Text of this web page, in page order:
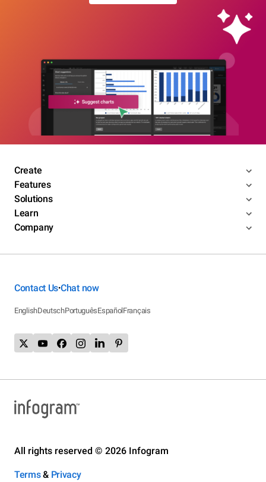
Create
Features
Solutions
Learn
Company
Contact Us•Chat now
EnglishDeutschPortuguêsEspañolFrançais
All rights reserved © 2026 Infogram
Terms& Privacy